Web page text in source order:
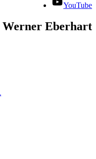
YouTube
Werner Eberhart